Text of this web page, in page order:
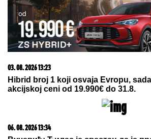
03. 08. 2026 13:23
Hibrid broj 1 koji osvaja Evropu,
akcijskoj ceni od 19.990€ do 31.8.
06. 08. 2026 13:34